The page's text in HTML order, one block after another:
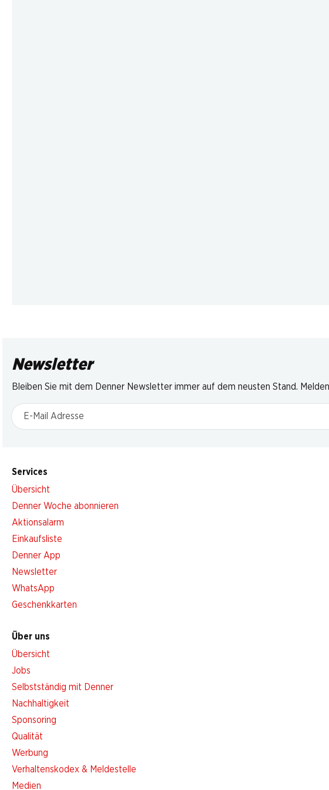
Newsletter
Bleiben Sie mit dem Denner Newsletter immer auf dem neusten Stand.
E-Mail Adresse
Services
Übersicht
Denner Woche abonnieren
Aktionsalarm
Einkaufsliste
Denner App
Newsletter
WhatsApp
Geschenkkarten
Über uns
Übersicht
Jobs
Selbstständig mit Denner
Nachhaltigkeit
Sponsoring
Qualität
Werbung
Verhaltenskodex & Meldestelle
Medien